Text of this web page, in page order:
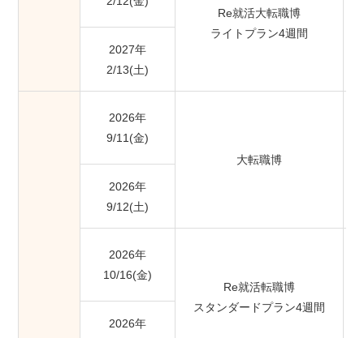
Re就活大転職博
ライトプラン4週間
2027年
2/13(土)
2026年
9/11(金)
大転職博
2026年
9/12(土)
2026年
10/16(金)
Re就活転職博
スタンダードプラン4週間
2026年